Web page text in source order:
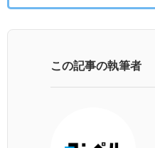
この記事の執筆者